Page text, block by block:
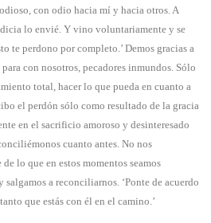
con odio hacia mí y hacia otros. A
lo envié. Y vino voluntariamente y se
te perdono por completo.’ Demos gracias a
con nosotros, pecadores inmundos. Sólo
total, hacer lo que pueda en cuanto a
el perdón sólo como resultado de la gracia
en el sacrificio amoroso y desinteresado
cuanto antes. No nos
lo que en estos momentos seamos
a reconciliarnos. ‘Ponte de acuerdo
que estás con él en el camino.’